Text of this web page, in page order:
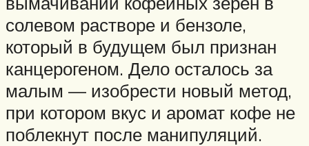
солевом растворе и бензоле,
который в будущем был признан
канцерогеном. Дело осталось за
малым — изобрести новый метод,
при котором вкус и аромат кофе не
поблекнут после манипуляций.